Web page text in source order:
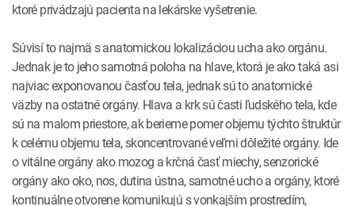
ktoré privádzajú pacienta na lekárske vyšetrenie.
Súvisí to najmä s anatomickou lokalizáciou ucha ako orgánu.
Jednak je to jeho samotná poloha na hlave, ktorá je ako taká asi
najviac exponovanou časťou tela, jednak sú to anatomické
väzby na ostatné orgány. Hlava a krk sú časti ľudského tela, kde
sú na malom priestore, ak berieme pomer objemu týchto štruktúr
k celému objemu tela, skoncentrované veľmi dôležité orgány. Ide
o vitálne orgány ako mozog a krčná časť miechy, senzorické
orgány ako oko, nos, dutina ústna, samotné ucho a orgány, ktoré
kontinuálne otvorene komunikujú s vonkajším prostredím,